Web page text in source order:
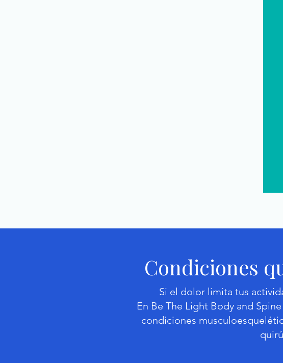
Condiciones
Si el dolor limita tus
En Be The Light Body and
condiciones